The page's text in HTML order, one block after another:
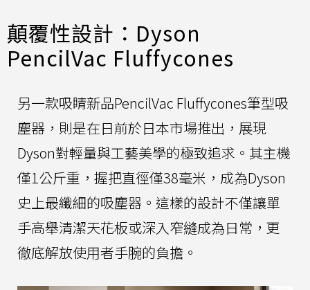
顛覆性設計：Dyson
PencilVac Fluffycones
另一款吸睛新品PencilVac Fluffycones筆型吸
塵器，則是在日前於日本市場推出，展現
Dyson對輕量與工藝美學的極致追求。其主機
僅1公斤重，握把直徑僅38毫米，成為Dyson
史上最纖細的吸塵器。這樣的設計不僅讓單
手高舉清潔天花板或深入窄縫成為日常，更
徹底解放使用者手腕的負擔。